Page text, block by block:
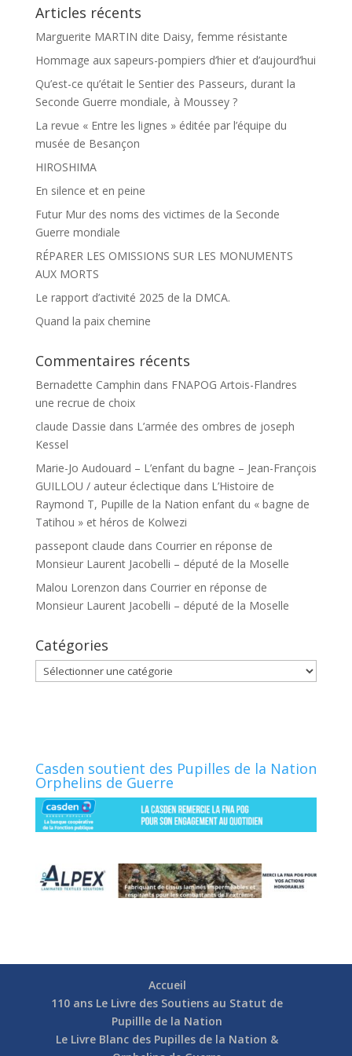
Articles récents
Marguerite MARTIN dite Daisy, femme résistante
Hommage aux sapeurs-pompiers d’hier et d’aujourd’hui
Qu’est-ce qu’était le Sentier des Passeurs, durant la
Seconde Guerre mondiale, à Moussey ?
La revue « Entre les lignes » éditée par l’équipe du
musée de Besançon
HIROSHIMA
En silence et en peine
Futur Mur des noms des victimes de la Seconde
Guerre mondiale
RÉPARER LES OMISSIONS SUR LES MONUMENTS
AUX MORTS
Le rapport d’activité 2025 de la DMCA.
Quand la paix chemine
Commentaires récents
Bernadette Camphin dans FNAPOG Artois-Flandres
une recrue de choix
claude Dassie dans L’armée des ombres de joseph
Kessel
Marie-Jo Audouard – L’enfant du bagne – Jean-François
GUILLOU / auteur éclectique dans L’Histoire de
Raymond T, Pupille de la Nation enfant du « bagne de
Tatihou » et héros de Kolwezi
passepont claude dans Courrier en réponse de
Monsieur Laurent Jacobelli – député de la Moselle
Malou Lorenzon dans Courrier en réponse de
Monsieur Laurent Jacobelli – député de la Moselle
Catégories
Catégories
Casden soutient des Pupilles de la Nation
Orphelins de Guerre
Accueil
110 ans Le Livre des Soutiens au Statut de
Pupillle de la Nation
Le Livre Blanc des Pupilles de la Nation &